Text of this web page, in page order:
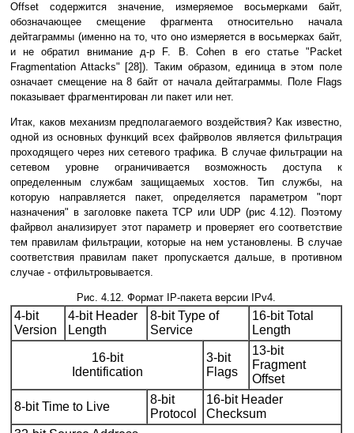
Offset содержится значение, измеряемое восьмерками байт,
обозначающее смещение фрагмента относительно начала
дейтаграммы (именно на то, что оно измеряется в восьмерках байт,
и не обратил внимание д-р F. B. Cohen в его статье "Packet
Fragmentation Attacks" [28]). Таким образом, единица в этом поле
означает смещение на 8 байт от начала дейтаграммы. Поле Flags
показывает фрагментирован ли пакет или нет.
Итак, каков механизм предполагаемого воздействия? Как известно,
одной из основных функций всех файрволов является фильтрация
проходящего через них сетевого трафика. В случае фильтрации на
сетевом уровне ограничивается возможность доступа к
определенным службам защищаемых хостов. Тип службы, на
которую направляется пакет, определяется параметром "порт
назначения" в заголовке пакета TCP или UDP (рис 4.12). Поэтому
файрвол анализирует этот параметр и проверяет его соответствие
тем правилам фильтрации, которые на нем установлены. В случае
соответствия правилам пакет пропускается дальше, в противном
случае - отфильтровывается.
Рис. 4.12. Формат IP-пакета версии IPv4.
4-bit
Version
4-bit Header
Length
8-bit Type of
Service
16-bit Total
Length
16-bit
Identification
3-bit
Flags
13-bit
Fragment
Offset
8-bit Time to Live
8-bit
Protocol
16-bit Header
Checksum